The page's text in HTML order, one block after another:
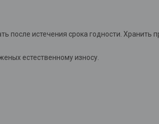
после истечения срока годности. Хранить
естественному износу.